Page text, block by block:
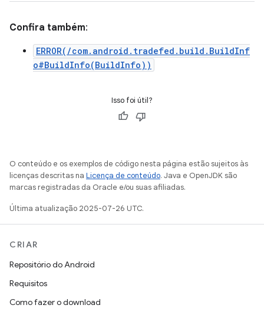
Confira também:
ERROR(/com.android.tradefed.build.BuildInf
o#BuildInfo(BuildInfo))
Isso foi útil?
O conteúdo e os exemplos de código nesta página estão sujeitos às
licenças descritas na Licença de conteúdo. Java e OpenJDK são
marcas registradas da Oracle e/ou suas afiliadas.
Última atualização 2025-07-26 UTC.
CRIAR
Repositório do Android
Requisitos
Como fazer o download